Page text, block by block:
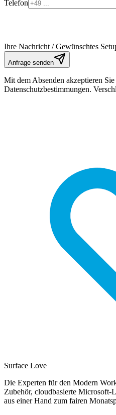
Telefon
Ihre Nachricht / Gewünschtes
Anfrage senden
Mit dem Absenden akzeptieren Sie
Datenschutzbestimmungen.
Surface Love
Die Experten für den Modern
Zubehör, cloudbasierte Microsoft-
aus einer Hand zum fairen